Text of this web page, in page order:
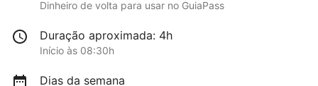
Dinheiro de volta para usar no GuiaPass
Duração aproximada: 4h
Início às 08:30h
Dias da semana